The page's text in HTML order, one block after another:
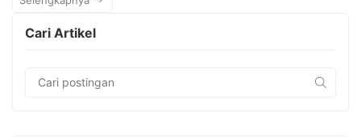
Cari Artikel